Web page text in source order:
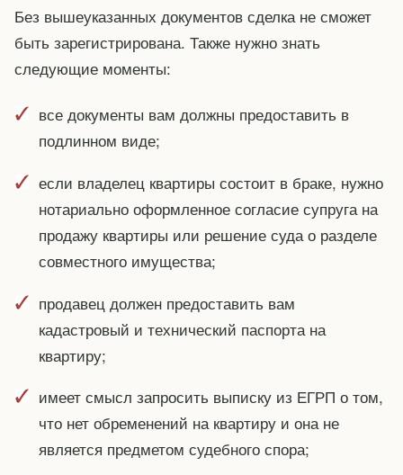
Без вышеуказанных документов сделка не сможет
быть зарегистрирована. Также нужно знать
следующие моменты:
все документы вам должны предоставить в
подлинном виде;
если владелец квартиры состоит в браке, нужно
нотариально оформленное согласие супруга на
продажу квартиры или решение суда о разделе
совместного имущества;
продавец должен предоставить вам
кадастровый и технический паспорта на
квартиру;
имеет смысл запросить выписку из ЕГРП о том,
что нет обременений на квартиру и она не
является предметом судебного спора;